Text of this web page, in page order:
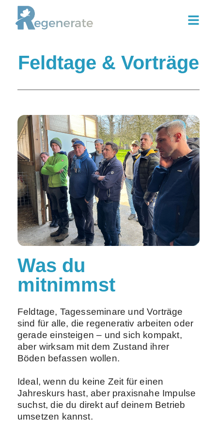
springen
Feldtage & Vorträge
Was du
mitnimmst
Feldtage, Tagesseminare und Vorträge
sind für alle, die regenerativ arbeiten oder
gerade einsteigen – und sich kompakt,
aber wirksam mit dem Zustand ihrer
Böden befassen wollen.
Ideal, wenn du keine Zeit für einen
Jahreskurs hast, aber praxisnahe Impulse
suchst, die du direkt auf deinem Betrieb
umsetzen kannst.